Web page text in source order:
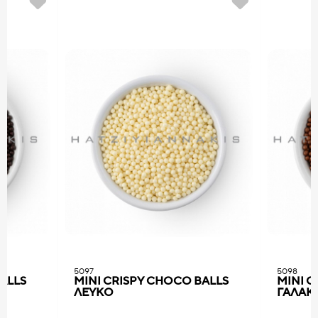
5097
MINI CRISPY CHOCO BALLS
ΛΕΥΚΟ
5098
MINI